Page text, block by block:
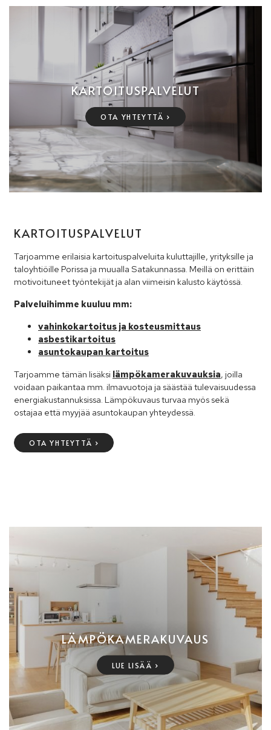
KARTOITUSPALVELUT
OTA YHTEYTTÄ ›
KARTOITUSPALVELUT
Tarjoamme erilaisia kartoituspalveluita kuluttajille, yrityksille ja
taloyhtiöille Porissa ja muualla Satakunnassa. Meillä on erittäin
motivoituneet työntekijät ja alan viimeisin kalusto käytössä.
Palveluihimme kuuluu mm:
vahinkokartoitus ja kosteusmittaus
asbestikartoitus
asuntokaupan kartoitus
Tarjoamme tämän lisäksi lämpökamerakuvauksia, joilla
voidaan paikantaa mm. ilmavuotoja ja säästää tulevaisuudessa
energiakustannuksissa. Lämpökuvaus turvaa myös sekä
ostajaa että myyjää asuntokaupan yhteydessä.
OTA YHTEYTTÄ ›
LÄMPÖKAMERAKUVAUS
LUE LISÄÄ ›
VESIVAHINGON KUIVAUS
TIETOA VESIVAHINGOSTA
KOSTEUSKARTOITUS
ASBESTIKARTOITUS
LÄMPÖKAMERAKUVAUS
HUONEISTOREMONTTI
KYLPYHUONEREMONTTI
KORJAUSRAKENTAMINEN
LÄMPÖKUVAUS ASUNTOKAUPASSA